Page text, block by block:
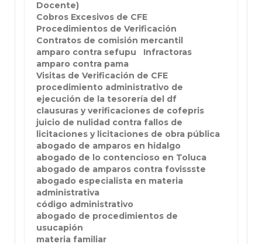
Docente)
Cobros Excesivos de CFE
Procedimientos de Verificación
Contratos de comisión mercantil
amparo contra sefupu
Infractoras
amparo contra pama
Visitas de Verificación de CFE
procedimiento administrativo de
ejecución de la tesorería del df
clausuras y verificaciones de cofepris
juicio de nulidad contra fallos de
licitaciones y licitaciones de obra pública
abogado de amparos en hidalgo
abogado de lo contencioso en Toluca
abogado de amparos contra fovissste
abogado especialista en materia
administrativa
código administrativo
abogado de procedimientos de
usucapión
materia familiar